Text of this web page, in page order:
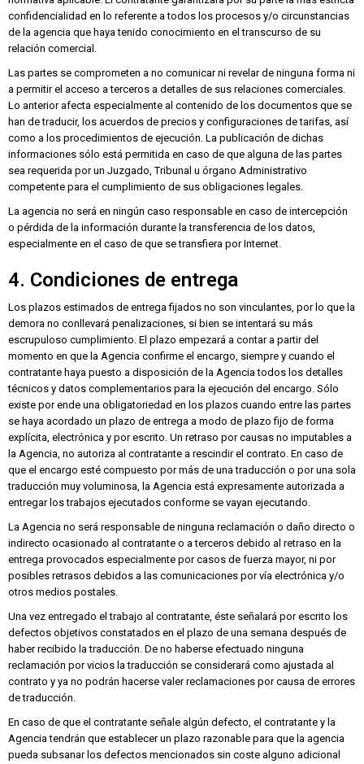
confidencialidad en lo referente a todos los procesos y/o circunstancias
de la agencia que haya tenido conocimiento en el transcurso de su
relación comercial.
Las partes se comprometen a no comunicar ni revelar de ninguna forma ni
a permitir el acceso a terceros a detalles de sus relaciones comerciales.
Lo anterior afecta especialmente al contenido de los documentos que se
han de traducir, los acuerdos de precios y configuraciones de tarifas, así
como a los procedimientos de ejecución. La publicación de dichas
informaciones sólo está permitida en caso de que alguna de las partes
sea requerida por un Juzgado, Tribunal u órgano Administrativo
competente para el cumplimiento de sus obligaciones legales.
La agencia no será en ningún caso responsable en caso de intercepción
o pérdida de la información durante la transferencia de los datos,
especialmente en el caso de que se transfiera por Internet.
4. Condiciones de entrega
Los plazos estimados de entrega fijados no son vinculantes, por lo que la
demora no conllevará penalizaciones, si bien se intentará su más
escrupuloso cumplimiento. El plazo empezará a contar a partir del
momento en que la Agencia confirme el encargo, siempre y cuando el
contratante haya puesto a disposición de la Agencia todos los detalles
técnicos y datos complementarios para la ejecución del encargo. Sólo
existe por ende una obligatoriedad en los plazos cuando entre las partes
se haya acordado un plazo de entrega a modo de plazo fijo de forma
explícita, electrónica y por escrito. Un retraso por causas no imputables a
la Agencia, no autoriza al contratante a rescindir el contrato. En caso de
que el encargo esté compuesto por más de una traducción o por una sola
traducción muy voluminosa, la Agencia está expresamente autorizada a
entregar los trabajos ejecutados conforme se vayan ejecutando.
La Agencia no será responsable de ninguna reclamación o daño directo o
indirecto ocasionado al contratante o a terceros debido al retraso en la
entrega provocados especialmente por casos de fuerza mayor, ni por
posibles retrasos debidos a las comunicaciones por vía electrónica y/o
otros medios postales.
Una vez entregado el trabajo al contratante, éste señalará por escrito los
defectos objetivos constatados en el plazo de una semana después de
haber recibido la traducción. De no haberse efectuado ninguna
reclamación por vicios la traducción se considerará como ajustada al
contrato y ya no podrán hacerse valer reclamaciones por causa de errores
de traducción.
En caso de que el contratante señale algún defecto, el contratante y la
Agencia tendrán que establecer un plazo razonable para que la agencia
pueda subsanar los defectos mencionados sin coste alguno adicional